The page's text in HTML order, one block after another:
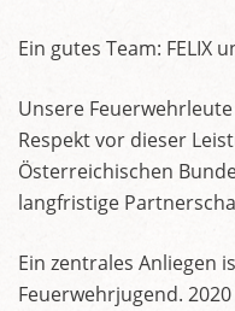
Ein gutes Team: FELIX
Unsere
Respekt vor dieser
Österreichischen
langfristige
Ein zentrales Anliegen
Feuerwehrjugend.